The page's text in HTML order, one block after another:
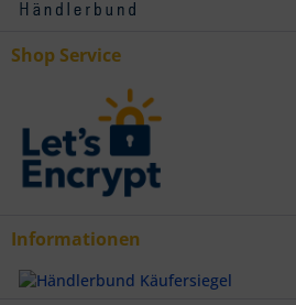
Shop Service
Informationen